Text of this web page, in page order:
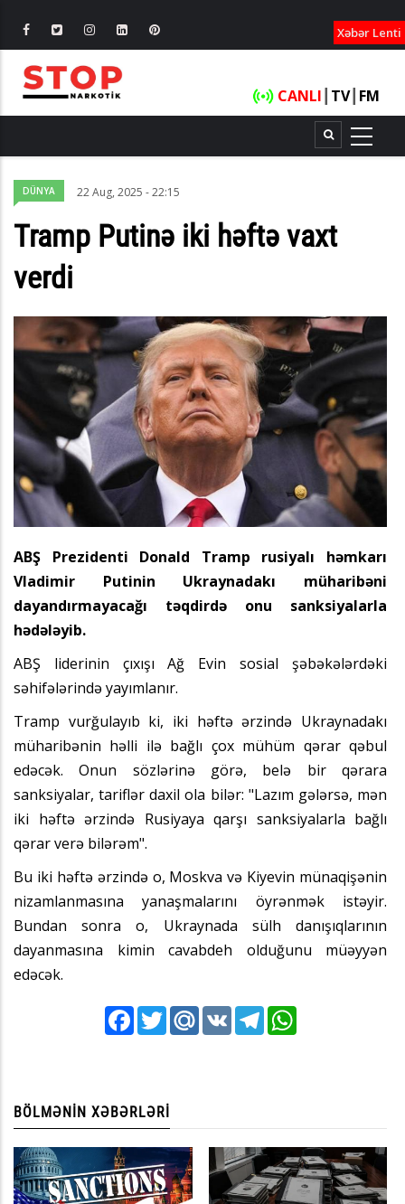
Xəbər Lenti
CANLI TV┃ FM
DÜNYA 22 Aug, 2025 - 22:15
Tramp Putinə iki həftə vaxt
verdi
ABŞ Prezidenti Donald Tramp rusiyalı həmkarı
Vladimir Putinin Ukraynadakı müharibəni
dayandırmayacağı təqdirdə onu sanksiyalarla
hədələyib.
ABŞ liderinin çıxışı Ağ Evin sosial şəbəkələrdəki
səhifələrində yayımlanır.
Tramp vurğulayıb ki, iki həftə ərzində Ukraynadakı
müharibənin həlli ilə bağlı çox mühüm qərar qəbul
edəcək. Onun sözlərinə görə, belə bir qərara
sanksiyalar, tariflər daxil ola bilər: "Lazım gələrsə, mən
iki həftə ərzində Rusiyaya qarşı sanksiyalarla bağlı
qərar verə bilərəm".
Bu iki həftə ərzində o, Moskva və Kiyevin münaqişənin
nizamlanmasına yanaşmalarını öyrənmək istəyir.
Bundan sonra o, Ukraynada sülh danışıqlarının
dayanmasına kimin cavabdeh olduğunu müəyyən
edəcək.
FacebookTwitterMail.RuVK Telegram
BÖLMƏNIN XƏBƏRLƏRI